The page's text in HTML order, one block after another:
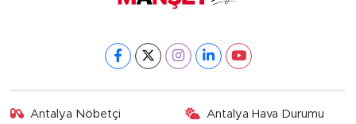
Antalya Nöbetçi
Antalya Hava Durumu